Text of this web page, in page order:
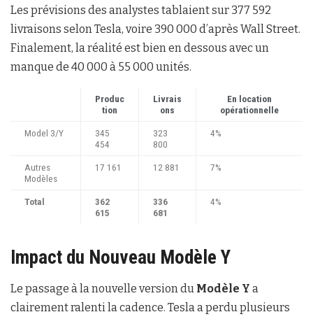
Les prévisions des analystes tablaient sur 377 592
livraisons selon Tesla, voire 390 000 d’après Wall Street.
Finalement, la réalité est bien en dessous avec un
manque de 40 000 à 55 000 unités.
Produc
tion
Livrais
ons
En location
opérationnelle
Model 3/Y
345
454
323
800
4%
Autres
Modèles
17 161 12 881 7%
Total
362
615
336
681
4%
Impact du Nouveau Modèle Y
Le passage à la nouvelle version du Modèle Y a
clairement ralenti la cadence. Tesla a perdu plusieurs